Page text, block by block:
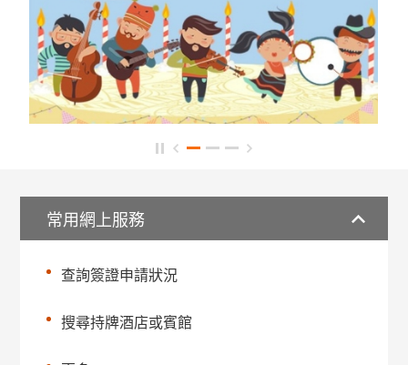
常用網上服務
查詢簽證申請狀況
搜尋持牌酒店或賓館